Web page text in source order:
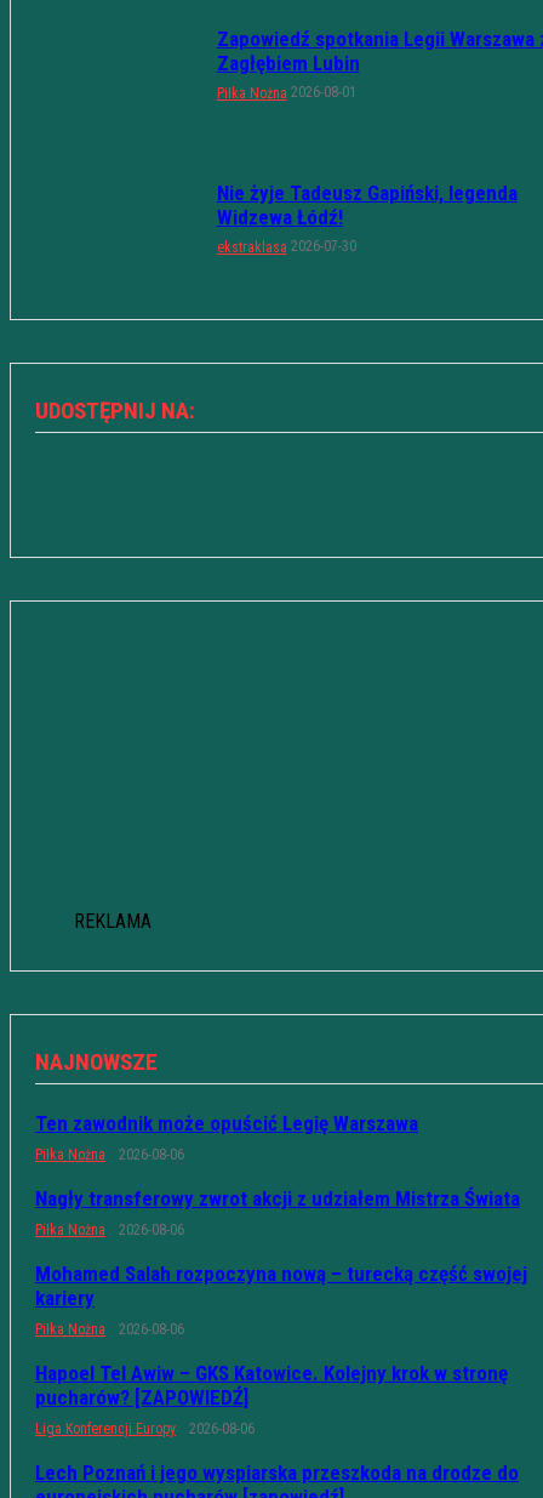
Zapowiedź spotkania Legii Warszawa
Zagłębiem Lubin
Piłka Nożna 2026-08-01
Nie żyje Tadeusz Gapiński, legenda
Widzewa Łódź!
ekstraklasa 2026-07-30
UDOSTĘPNIJ NA:
REKLAMA
NAJNOWSZE
Ten zawodnik może opuścić Legię Warszawa
Piłka Nożna 2026-08-06
Nagły transferowy zwrot akcji z udziałem Mistrza Świata
Piłka Nożna 2026-08-06
Mohamed Salah rozpoczyna nową – turecką część swojej
kariery
Piłka Nożna 2026-08-06
Hapoel Tel Awiw – GKS Katowice. Kolejny krok w stronę
pucharów? [ZAPOWIEDŹ]
Liga Konferencji Europy 2026-08-06
Lech Poznań i jego wyspiarska przeszkoda na drodze do